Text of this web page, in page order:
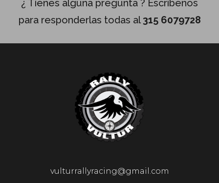
¿ Tienes alguna pregunta ? Escríbenos
para responderlas todas al 315 6079728
vulturrallyracing@gmail.com